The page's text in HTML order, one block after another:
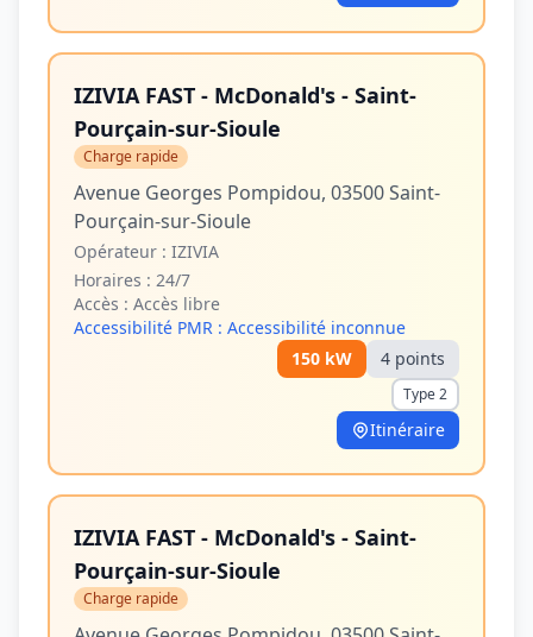
IZIVIA FAST - McDonald's - Saint-
Pourçain-sur-Sioule
Charge rapide
Avenue Georges Pompidou, 03500 Saint-
Pourçain-sur-Sioule
Opérateur : IZIVIA
Horaires : 24/7
Accès : Accès libre
Accessibilité PMR : Accessibilité inconnue
150 kW 4 points
Type 2
Itinéraire
IZIVIA FAST - McDonald's - Saint-
Pourçain-sur-Sioule
Charge rapide